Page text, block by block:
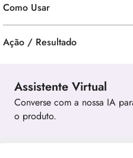
Como Usar
Ação / Resultado
Assistente Virtual
Converse com a nossa IA
o produto.